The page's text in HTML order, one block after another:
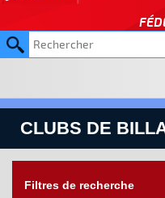
CLUBS DE
Filtres de recherche